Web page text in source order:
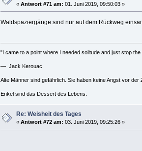
«Antwort #71 am: 01. Juni 2019, 09:50:03 »
Waldspaziergänge sind nur auf dem Rückweg
"I came to a point where I needed solitude and just stop
— Jack Kerouac
Alte Männer sind gefährlich. Sie haben keine Angst vor der
Enkel sind das Dessert des Lebens.
Re: Weisheit des Tages
«Antwort #72 am: 03. Juni 2019, 09:25:26 »